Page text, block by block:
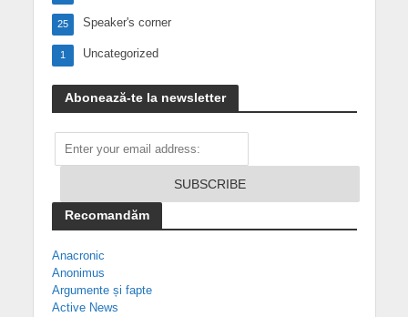
Speaker's corner
25
Uncategorized
1
Abonează-te la newsletter
Recomandăm
Anacronic
Anonimus
Argumente și fapte
Active News